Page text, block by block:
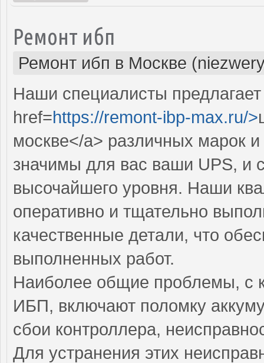
Ремонт ибп
Ремонт ибп в Москве
Наши специалисты
href=https://remont-ibp-max.ru/>
москве</a> различных марок
значимы для вас ваши UPS, и
высочайшего уровня. Наши
оперативно и тщательно
качественные детали, что
выполненных работ.
Наиболее общие проблемы, с
ИБП, включают поломку
сбои контроллера,
Для устранения этих